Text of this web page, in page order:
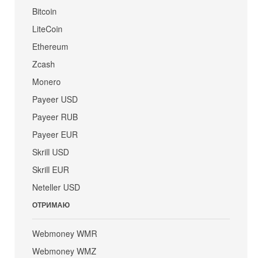
Bitcoin
LiteCoin
Ethereum
Zcash
Monero
Payeer USD
Payeer RUB
Payeer EUR
Skrill USD
Skrill EUR
Neteller USD
ОТРИМАЮ
Webmoney WMR
Webmoney WMZ